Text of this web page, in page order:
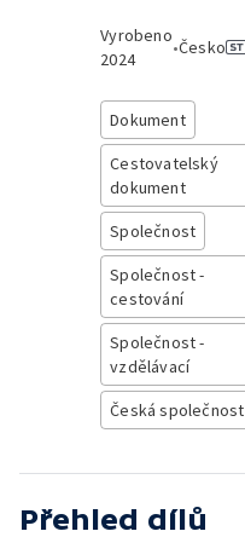
Vyrobeno
2024
•Česko
Dokument
Cestovatelský
dokument
Společnost
Společnost -
cestování
Společnost -
vzdělávací
Česká společnost
Přehled dílů